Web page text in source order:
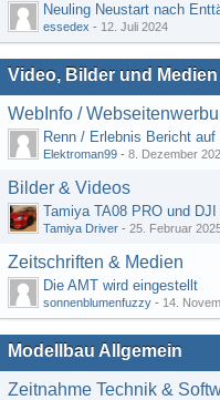
Neuling Neustart nach
essedex - 12. Juli 2024
Video, Bilder und Medien
WebInfo /
Renn / Erlebnis Bericht
Elektroman99 - 8. Dezember
Bilder & Videos
Tamiya TA08 PRO und DJI
Tamiya Driver - 25. Februar
Zeitschriften & Medien
Die AMT wird eingestellt
sonnenblumenfuzzy - 14.
Modellbau Allgemein
Zeitnahme Technik &